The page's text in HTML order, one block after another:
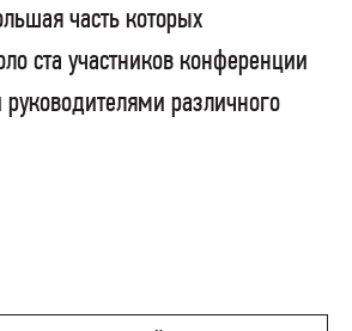
часть которых
ста участников конференции
руководителями различного